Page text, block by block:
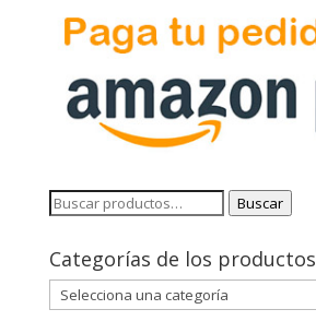
Buscar
Buscar
Categorías de los productos